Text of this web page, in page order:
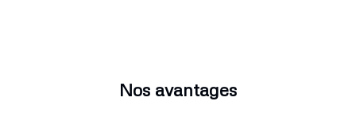
Nos avantages